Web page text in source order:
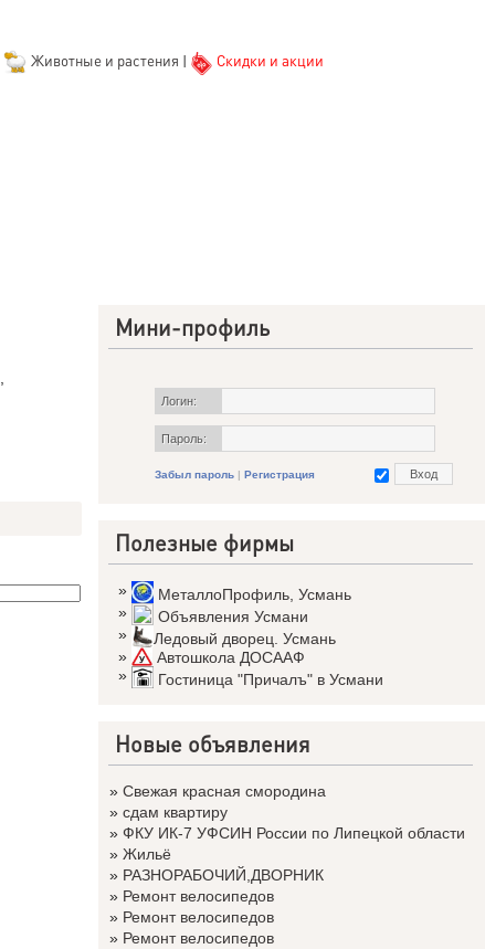
Животные и растения | Скидки и акции
Мини-профиль
Логин:
Пароль:
Забыл пароль | Регистрация
Полезные фирмы
» МеталлоПрофиль Усмань
»
Объявления Усмани
»
Ледовый дворец. Усмань
»
Автошкола ДОСААФ
»
Гостиница "Причалъ" в Усмани
Новые объявления
» Свежая красная смородина
» сдам квартиру
» ФКУ ИК-7 УФСИН России по Липецкой области
» Жильё
» РАЗНОРАБОЧИЙ,ДВОРНИК
» Ремонт велосипедов
» Ремонт велосипедов
» Ремонт велосипедов